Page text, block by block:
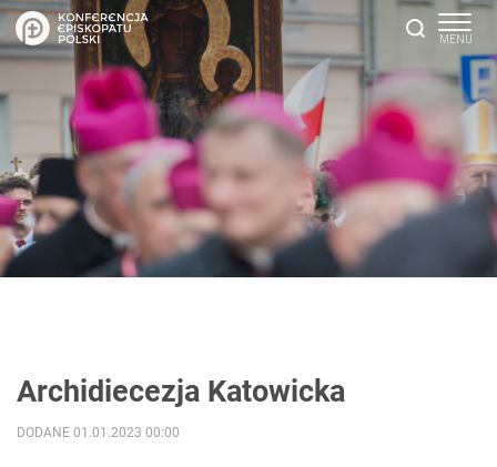
Archidiecezja Katowicka
DODANE 01.01.2023 00:00